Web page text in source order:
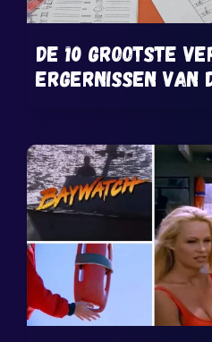
De 10 grootste
ergernissen van